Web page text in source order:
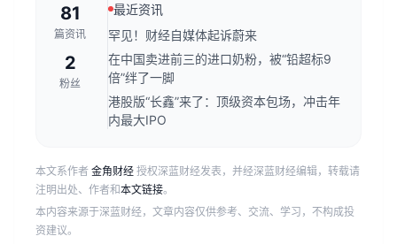
81
篇资讯
2
粉丝
最近资讯
罕见！财经自媒体起诉蔚来
在中国卖进前三的进口奶粉，被“铅超标9
倍”绊了一脚
港股版“长鑫”来了：顶级资本包场，冲击年
内最大IPO
本文系作者 金角财经 授权深蓝财经发表，并经深蓝财经编辑，转载请
注明出处、作者和本文链接。
本内容来源于深蓝财经，文章内容仅供参考、交流、学习，不构成投
资建议。